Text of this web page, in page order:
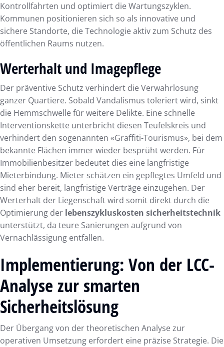
Kontrollfahrten und optimiert die Wartungszyklen.
Kommunen positionieren sich so als innovative und
sichere Standorte, die Technologie aktiv zum Schutz des
öffentlichen Raums nutzen.
Werterhalt und Imagepflege
Der präventive Schutz verhindert die Verwahrlosung
ganzer Quartiere. Sobald Vandalismus toleriert wird, sinkt
die Hemmschwelle für weitere Delikte. Eine schnelle
Interventionskette unterbricht diesen Teufelskreis und
verhindert den sogenannten «Graffiti-Tourismus», bei dem
bekannte Flächen immer wieder besprüht werden. Für
Immobilienbesitzer bedeutet dies eine langfristige
Mieterbindung. Mieter schätzen ein gepflegtes Umfeld und
sind eher bereit, langfristige Verträge einzugehen. Der
Werterhalt der Liegenschaft wird somit direkt durch die
Optimierung der lebenszykluskosten sicherheitstechnik
unterstützt, da teure Sanierungen aufgrund von
Vernachlässigung entfallen.
Implementierung: Von der LCC-
Analyse zur smarten
Sicherheitslösung
Der Übergang von der theoretischen Analyse zur
operativen Umsetzung erfordert eine präzise Strategie. Die